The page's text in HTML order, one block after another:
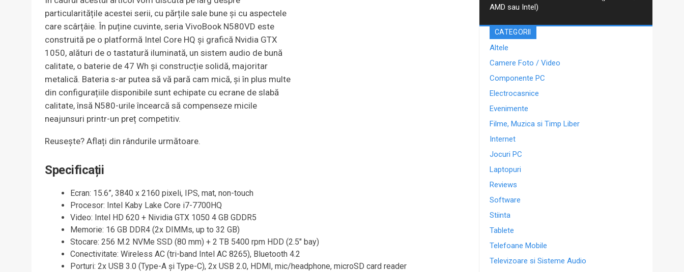
particularitățile acestei serii, cu părțile sale bune și cu aspectele
care scârțâie. În puține cuvinte, seria VivoBook N580VD este
construită pe o platformă Intel Core HQ și grafică Nvidia GTX
1050, alături de o tastatură iluminată, un sistem audio de bună
calitate, o baterie de 47 Wh și construcție solidă, majoritar
metalică. Bateria s-ar putea să vă pară cam mică, și în plus multe
din configurațiile disponibile sunt echipate cu ecrane de slabă
calitate, însă N580-urile încearcă să compenseze micile
neajunsuri printr-un preț competitiv.
Reusește? Aflați din rândurile următoare.
Specificații
Ecran: 15.6”, 3840 x 2160 pixeli, IPS, mat, non-touch
Procesor: Intel Kaby Lake Core i7-7700HQ
Video: Intel HD 620 + Nividia GTX 1050 4 GB GDDR5
Memorie: 16 GB DDR4 (2x DIMMs, up to 32 GB)
Stocare: 256 M.2 NVMe SSD (80 mm) + 2 TB 5400 rpm HDD (2.5″ bay)
Conectivitate: Wireless AC (tri-band Intel AC 8265), Bluetooth 4.2
Porturi: 2x USB 3.0 (Type-A și Type-C), 2x USB 2.0, HDMI, mic/headphone, microSD card reader
AMD sau Intel)
CATEGORII
Altele
Camere Foto / Video
Componente PC
Electrocasnice
Evenimente
Filme, Muzica si Timp Liber
Internet
Jocuri PC
Laptopuri
Reviews
Software
Stiinta
Tablete
Telefoane Mobile
Televizoare si Sisteme Audio